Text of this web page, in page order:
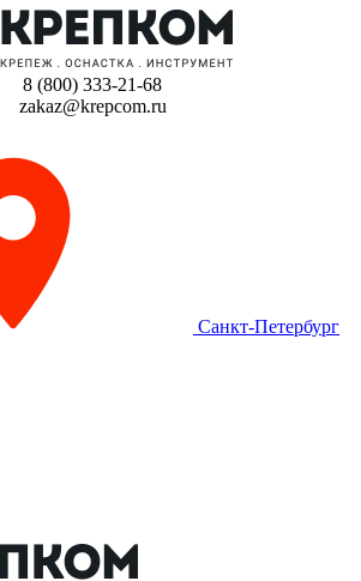
8 (800) 333-21-68
zakaz@krepcom.ru
Санкт-Петербург